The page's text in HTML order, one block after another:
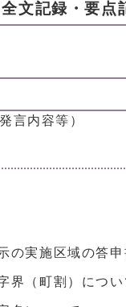
文記録・要点
言内容等）
の実施区域の答申
界（町割）につい